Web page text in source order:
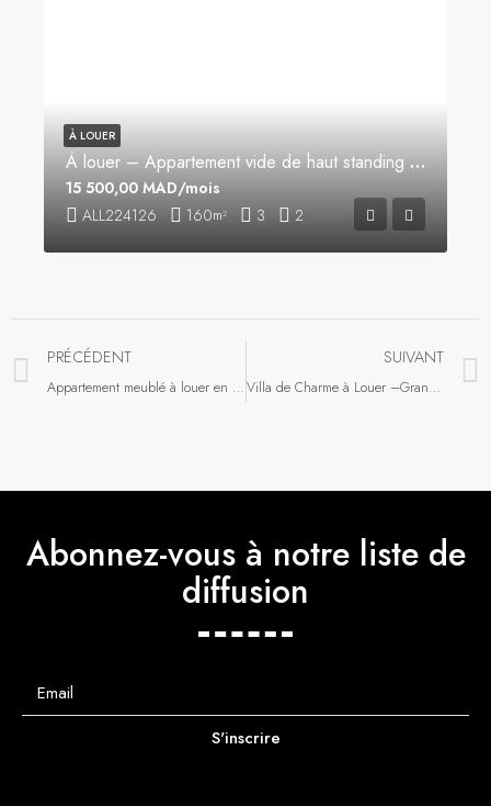
À louer – Appartement vide de haut standing à Iberia, Tanger
ALL224126 160m² 3 2
15 500,00 MAD/mois
À LOUER
PRÉCÉDENT
Appartement meublé à louer en centre ville
SUIVANT
Villa de Charme à Louer –Grand Jardin et Espaces Lumineux
Abonnez-vous à notre liste de
diffusion
S'inscrire